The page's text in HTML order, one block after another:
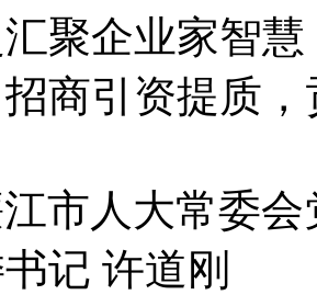
聚企业家智
商引资提质
市人大常委
记 许道刚